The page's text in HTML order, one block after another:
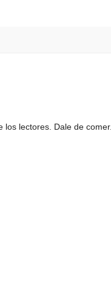
los lectores. Dale de comer.